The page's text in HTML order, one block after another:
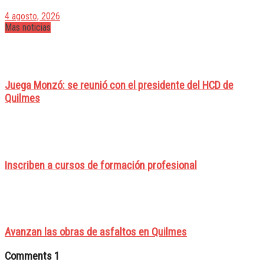
4 agosto, 2026
Mas noticias
Juega Monzó: se reunió con el presidente del HCD de
Quilmes
Inscriben a cursos de formación profesional
Avanzan las obras de asfaltos en Quilmes
Comments 1